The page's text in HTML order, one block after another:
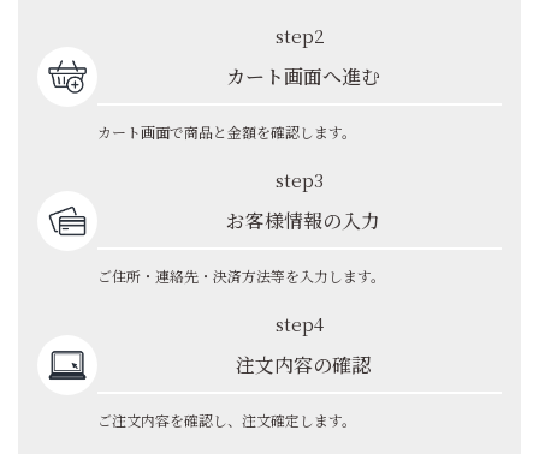
step2
カート画面へ進む
カート画面で商品と金額を確認します。
step3
お客様情報の入力
ご住所・連絡先・決済方法等を入力します。
step4
注文内容の確認
ご注文内容を確認し、注文確定します。